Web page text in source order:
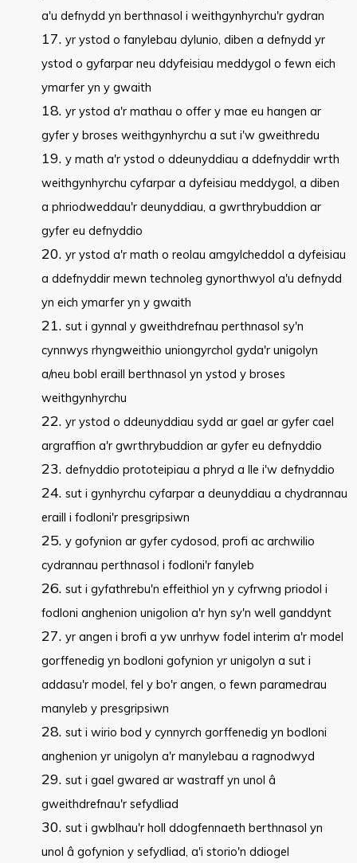
a'u defnydd yn berthnasol i weithgynhyrchu'r gydran
yr ystod o fanylebau dylunio, diben a defnydd yr
ystod o gyfarpar neu ddyfeisiau meddygol o fewn eich
ymarfer yn y gwaith
yr ystod a'r mathau o offer y mae eu hangen ar
gyfer y broses weithgynhyrchu a sut i'w gweithredu
y math a'r ystod o ddeunyddiau a ddefnyddir wrth
weithgynhyrchu cyfarpar a dyfeisiau meddygol, a diben
a phriodweddau'r deunyddiau, a gwrthrybuddion ar
gyfer eu defnyddio
yr ystod a'r math o reolau amgylcheddol a dyfeisiau
a ddefnyddir mewn technoleg gynorthwyol a'u defnydd
yn eich ymarfer yn y gwaith
sut i gynnal y gweithdrefnau perthnasol sy'n
cynnwys rhyngweithio uniongyrchol gyda'r unigolyn
a/neu bobl eraill berthnasol yn ystod y broses
weithgynhyrchu
yr ystod o ddeunyddiau sydd ar gael ar gyfer cael
argraffion a'r gwrthrybuddion ar gyfer eu defnyddio
defnyddio prototeipiau a phryd a lle i'w defnyddio
sut i gynhyrchu cyfarpar a deunyddiau a chydrannau
eraill i fodloni'r presgripsiwn
y gofynion ar gyfer cydosod, profi ac archwilio
cydrannau perthnasol i fodloni'r fanyleb
sut i gyfathrebu'n effeithiol yn y cyfrwng priodol i
fodloni anghenion unigolion a'r hyn sy'n well ganddynt
yr angen i brofi a yw unrhyw fodel interim a'r model
gorffenedig yn bodloni gofynion yr unigolyn a sut i
addasu'r model, fel y bo'r angen, o fewn paramedrau
manyleb y presgripsiwn
sut i wirio bod y cynnyrch gorffenedig yn bodloni
anghenion yr unigolyn a'r manylebau a ragnodwyd
sut i gael gwared ar wastraff yn unol â
gweithdrefnau'r sefydliad
sut i gwblhau'r holl ddogfennaeth berthnasol yn
unol â gofynion y sefydliad, a'i storio'n ddiogel